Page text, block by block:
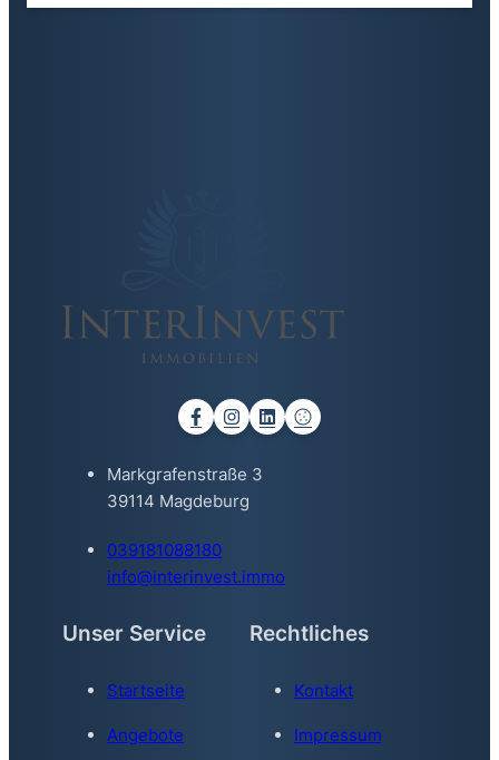
Markgrafenstraße 3
39114 Magdeburg
039181088180
info@interinvest.immo
Unser Service
Startseite
Angebote
Rechtliches
Kontakt
Impressum